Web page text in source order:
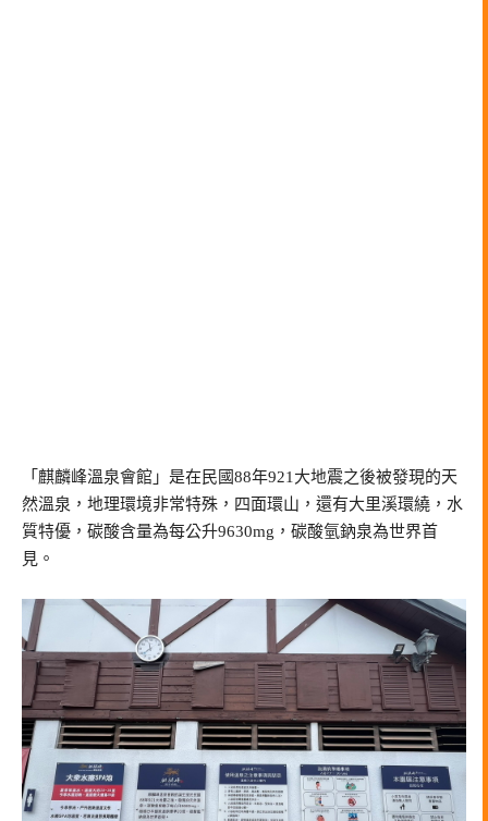
「麒麟峰溫泉會館」是在民國88年921大地震之後被發現的天
然溫泉，地理環境非常特殊，四面環山，還有大里溪環繞，水
質特優，碳酸含量為每公升9630mg，碳酸氫鈉泉為世界首
見。